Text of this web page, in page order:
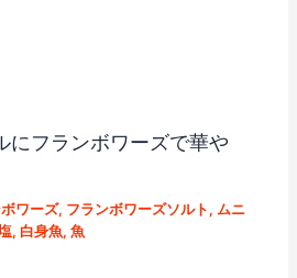
にフランボワーズで華や
ワーズ, フランボワーズソルト , ムニ
, 白身魚,魚